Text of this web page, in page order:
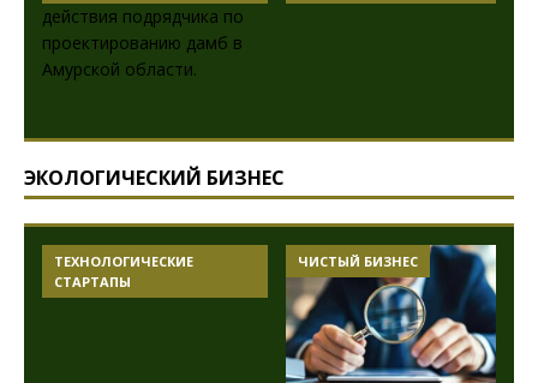
ЭКОЛОГИЧЕСКИЙ БИЗНЕС
ТЕХНОЛОГИЧЕСКИЕ
СТАРТАПЫ
ЧИСТЫЙ БИЗНЕС